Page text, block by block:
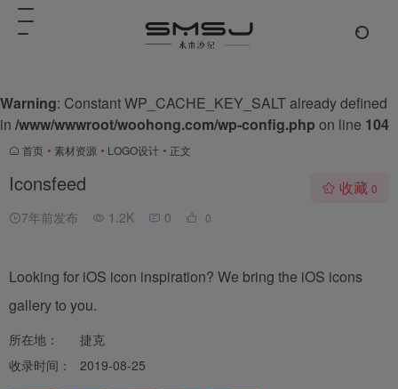
Warning: Constant WP_CACHE_KEY_SALT already defined
in /www/wwwroot/woohong.com/wp-config.php on line 104
首页 • 素材资源 • LOGO设计 • 正文
Iconsfeed
7年前发布 1.2K 0 0
收藏 0
Looking for iOS icon inspiration? We bring the iOS icons
gallery to you.
所在地：
捷克
收录时间：
2019-08-25